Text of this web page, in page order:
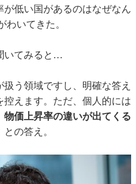
低い国があるのはなぜなん
わいてきた。
いてみると…
う領域ですし、明確な答え
えます。ただ、個人的には
価上昇率の違いが出てくる
の答え。